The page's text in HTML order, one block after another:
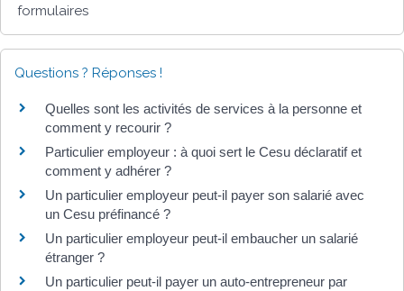
formulaires
Questions ? Réponses !
Quelles sont les activités de services à la personne et
comment y recourir ?
Particulier employeur : à quoi sert le Cesu déclaratif et
comment y adhérer ?
Un particulier employeur peut-il payer son salarié avec
un Cesu préfinancé ?
Un particulier employeur peut-il embaucher un salarié
étranger ?
Un particulier peut-il payer un auto-entrepreneur par